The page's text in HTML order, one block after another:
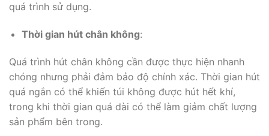
quá trình sử dụng.
Thời gian hút chân không:
Quá trình hút chân không cần được thực hiện nhanh
chóng nhưng phải đảm bảo độ chính xác. Thời gian hút
quá ngắn có thể khiến túi không được hút hết khí,
trong khi thời gian quá dài có thể làm giảm chất lượng
sản phẩm bên trong.